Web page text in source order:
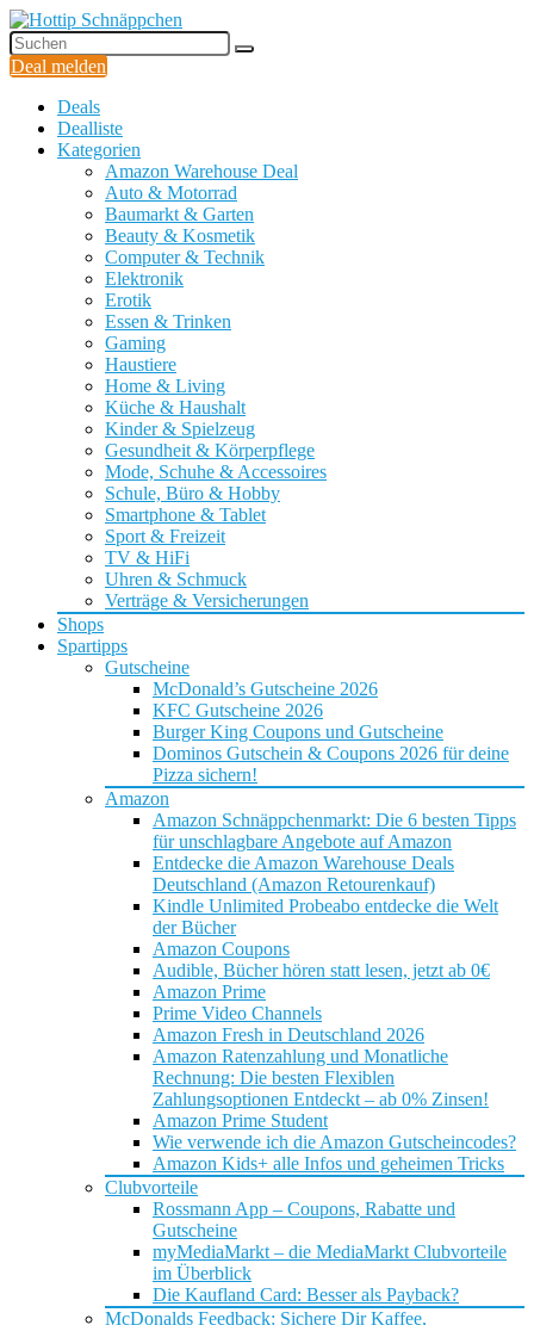
Deal melden
Deals
Dealliste
Kategorien
Amazon Warehouse Deal
Auto & Motorrad
Baumarkt & Garten
Beauty & Kosmetik
Computer & Technik
Elektronik
Erotik
Essen & Trinken
Gaming
Haustiere
Home & Living
Küche & Haushalt
Kinder & Spielzeug
Gesundheit & Körperpflege
Mode, Schuhe & Accessoires
Schule, Büro & Hobby
Smartphone & Tablet
Sport & Freizeit
TV & HiFi
Uhren & Schmuck
Verträge & Versicherungen
Shops
Spartipps
Gutscheine
McDonald’s Gutscheine 2026
KFC Gutscheine 2026
Burger King Coupons und Gutscheine
Dominos Gutschein & Coupons 2026 für deine
Pizza sichern!
Amazon
Amazon Schnäppchenmarkt: Die 6 besten Tipps
für unschlagbare Angebote auf Amazon
Entdecke die Amazon Warehouse Deals
Deutschland (Amazon Retourenkauf)
Kindle Unlimited Probeabo entdecke die Welt
der Bücher
Amazon Coupons
Audible, Bücher hören statt lesen, jetzt ab 0€
Amazon Prime
Prime Video Channels
Amazon Fresh in Deutschland 2026
Amazon Ratenzahlung und Monatliche
Rechnung: Die besten Flexiblen
Zahlungsoptionen Entdeckt – ab 0% Zinsen!
Amazon Prime Student
Wie verwende ich die Amazon Gutscheincodes?
Amazon Kids+ alle Infos und geheimen Tricks
Clubvorteile
Rossmann App – Coupons, Rabatte und
Gutscheine
myMediaMarkt – die MediaMarkt Clubvorteile
im Überblick
Die Kaufland Card: Besser als Payback?
McDonalds Feedback: Sichere Dir Kaffee,